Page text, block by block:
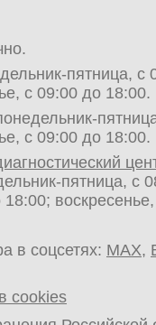
пятница, с
с 09:00 до 18:00.
с 09:00 до 18:00.
пятница, с
в соцсетях: MAX,
cookies